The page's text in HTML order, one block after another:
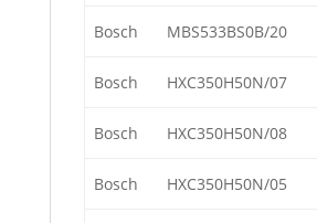
Bosch MBS533BS0B/20
Bosch HXC350H50N/07
Bosch HXC350H50N/08
Bosch HXC350H50N/05